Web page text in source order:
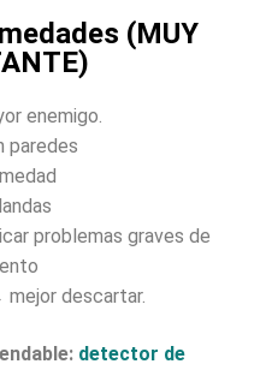
(MUY
enemigo.
paredes
problemas graves de
descartar.
detector de